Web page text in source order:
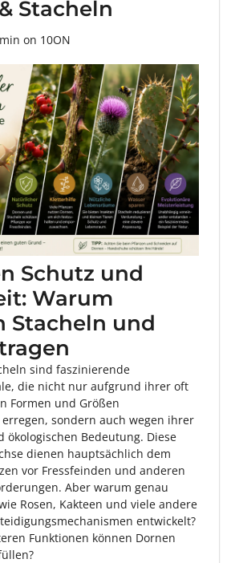
Stacheln
on 10ON
Schutz und
Warum
Stacheln und
sind faszinierende
die nicht nur aufgrund ihrer oft
Formen und Größen
sondern auch wegen ihrer
ökologischen Bedeutung. Diese
dienen hauptsächlich dem
vor Fressfeinden und anderen
Aber warum genau
Rosen, Kakteen und viele andere
entwickelt?
Funktionen können Dornen